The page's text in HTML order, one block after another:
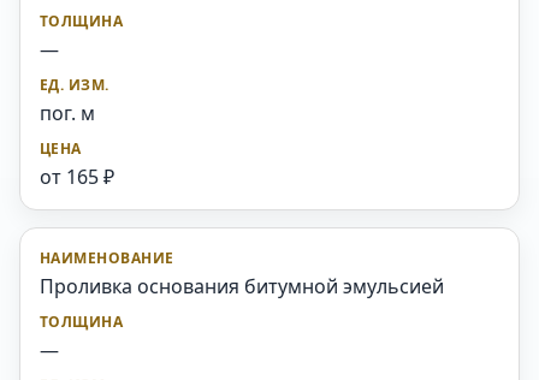
—
пог. м
от 165 ₽
Проливка основания битумной эмульсией
—